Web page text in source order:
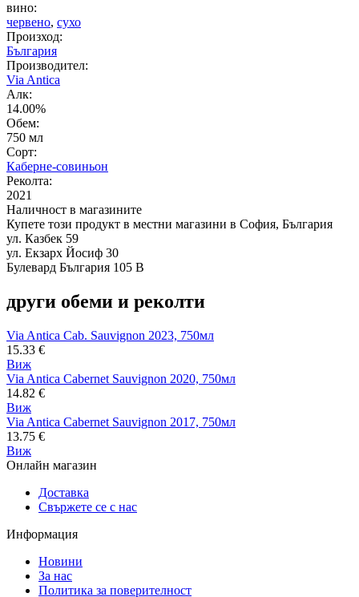
вино:
червено, сухо
Произход:
България
Производител:
Via Antica
Алк:
14.00%
Обем:
750 мл
Сорт:
Каберне-совиньон
Реколта:
2021
Наличност в магазините
Купете този продукт в местни магазини в София, България
ул. Казбек 59
ул. Екзарх Йосиф 30
Булевард България 105 В
други обеми и реколти
Via Antica Cab. Sauvignon 2023, 750мл
15.33 €
Виж
Via Antica Cabernet Sauvignon 2020, 750мл
14.82 €
Виж
Via Antica Cabernet Sauvignon 2017, 750мл
13.75 €
Виж
Онлайн магазин
Доставка
Свържете се с нас
Информация
Новини
За нас
Политика за поверителност